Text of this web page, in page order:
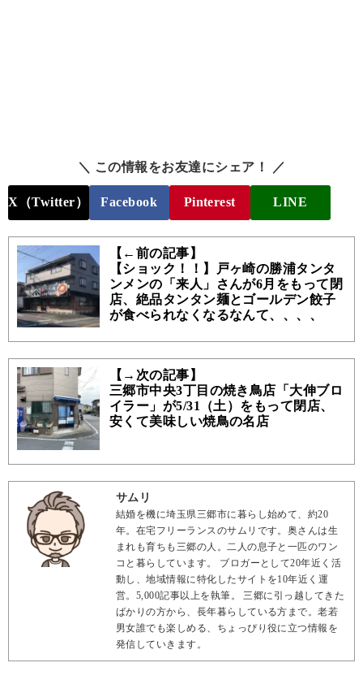
＼ この情報をお友達にシェア！ ／
X（Twitter） Facebook Pinterest LINE
【←前の記事】
【ショック！！】戸ヶ崎の勝浦タンタ
ンメンの「来人」さんが6月をもって閉
店、絶品タンタン麺とゴールデン餃子
が食べられなくなるなんて、、、、
【→次の記事】
三郷市中央3丁目の焼き鳥店「大伸ブロ
イラー」が5/31（土）をもって閉店、
安くて美味しい焼鳥の名店
サムリ
結婚を機に埼玉県三郷市に暮らし始めて、約20
年。在宅フリーランスのサムリです。奥さんは生
まれも育ちも三郷の人。二人の息子と一匹のワン
コと暮らしています。 ブロガーとして20年近く活
動し、地域情報に特化したサイトを10年近く運
営。5,000記事以上を執筆。 三郷に引っ越してきた
ばかりの方から、長年暮らしている方まで。老若
男女誰でも楽しめる、ちょっぴり役に立つ情報を
発信していきます。